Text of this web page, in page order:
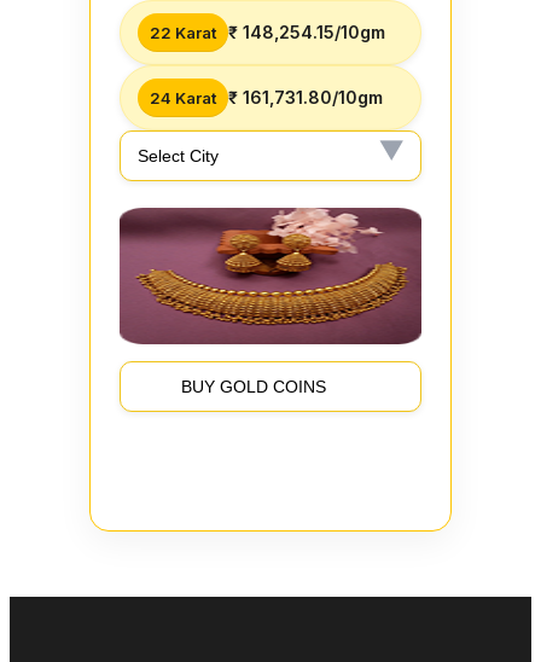
22 Karat ₹ 148,254.15/10gm
24 Karat ₹ 161,731.80/10gm
BUY GOLD COINS